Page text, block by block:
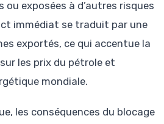
exposées à d’autres risques
immédiat se traduit par une
exportés, ce qui accentue la
les prix du pétrole et
mondiale.
les conséquences du blocage